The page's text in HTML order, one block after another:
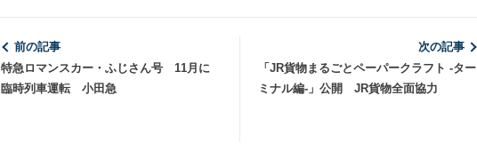
前の記事
特急ロマンスカー・ふじさん号 11月に
臨時列車運転 小田急
次の記事
「JR貨物まるごとペーパークラフト -ター
ミナル編-」公開 JR貨物全面協力